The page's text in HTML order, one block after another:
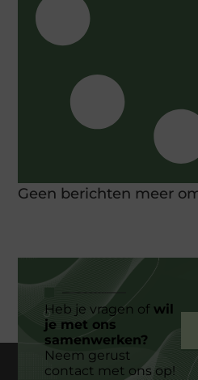
Geen berichten meer
Heb je vragen ofwil
je met ons
samenwerken?
Neem gerust
contact met ons op!